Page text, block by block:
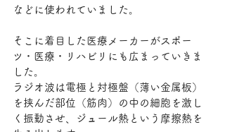
などに使われていました。
そこに着目した医療メーカーがスポー
ツ・医療・リハビリにも広まっていきま
した。
ラジオ波は電極と対極盤（薄い金属板）
を挟んだ部位（筋肉）の中の細胞を激し
く振動させ、ジュール熱という摩擦熱を